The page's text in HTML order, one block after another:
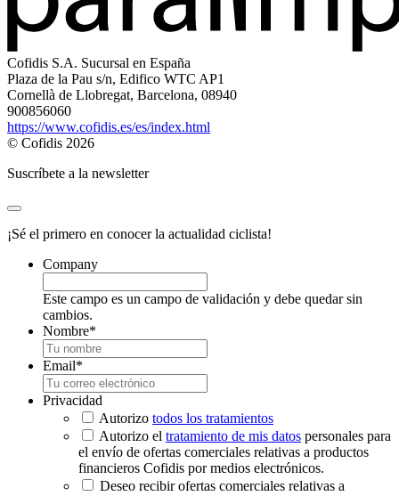
Cofidis S.A. Sucursal en España
Plaza de la Pau s/n, Edifico WTC AP1
Cornellà de Llobregat, Barcelona, 08940
900856060
https://www.cofidis.es/es/index.html
© Cofidis 2026
Suscríbete a la newsletter
¡Sé el primero en conocer la actualidad ciclista!
Company
Este campo es un campo de validación y debe quedar sin
cambios.
Nombre*
Email*
Privacidad
Autorizo todos los tratamientos
Autorizo el tratamiento de mis datos personales para
el envío de ofertas comerciales relativas a productos
financieros Cofidis por medios electrónicos.
Deseo recibir ofertas comerciales relativas a